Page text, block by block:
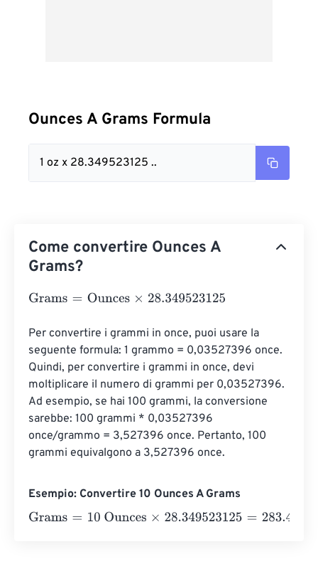
Ounces A Grams Formula
1 oz x 28.349523125 ..
Come convertire Ounces A
Grams?
Grams= Ounces×28.349523125
Per convertire i grammi in once, puoi usare la
seguente formula: 1 grammo = 0,03527396 once.
Quindi, per convertire i grammi in once, devi
moltiplicare il numero di grammi per 0,03527396.
Ad esempio, se hai 100 grammi, la conversione
sarebbe: 100 grammi * 0,03527396
once/grammo = 3,527396 once. Pertanto, 100
grammi equivalgono a 3,527396 once.
Esempio: Convertire 10 Ounces A Grams
Grams= 10 Ounces×28.349523125=283.4952313